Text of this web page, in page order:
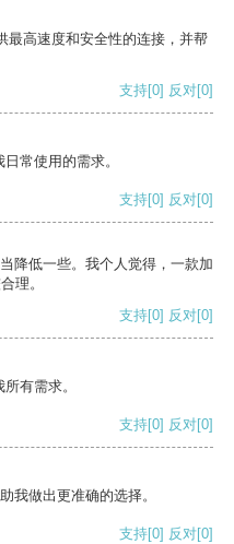
最高速度和安全性的连接，并帮
支持[0] 反对[0]
常使用的需求。
支持[0] 反对[0]
降低一些。我个人觉得，一款加
理。
支持[0] 反对[0]
有需求。
支持[0] 反对[0]
我做出更准确的选择。
支持[0] 反对[0]